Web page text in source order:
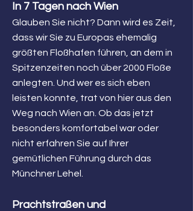
In 7 Tagen nach Wien
Glauben Sie nicht? Dann wird es Zeit,
dass wir Sie zu Europas ehemalig
größten Floßhafen führen, an dem in
Spitzenzeiten noch über 2000 Floße
anlegten. Und wer es sich eben
leisten konnte, trat von hier aus den
Weg nach Wien an. Ob das jetzt
besonders komfortabel war oder
nicht erfahren Sie auf Ihrer
gemütlichen Führung durch das
Münchner Lehel.
Prachtstraßen und